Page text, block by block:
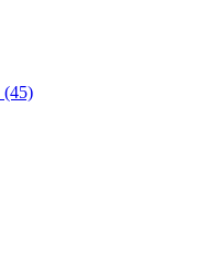
(45)